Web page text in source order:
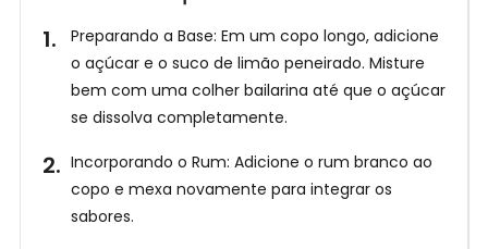
Receba
nossas
Receitas
WhatsApp!
r
o
Preparando a Base: Em um copo longo, adicione
o açúcar e o suco de limão peneirado. Misture
bem com uma colher bailarina até que o açúcar
se dissolva completamente.
Incorporando o Rum: Adicione o rum branco ao
copo e mexa novamente para integrar os
sabores.